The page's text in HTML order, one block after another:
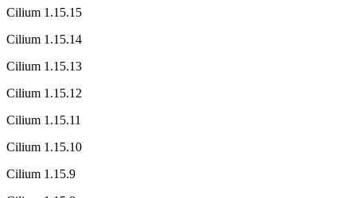
Cilium 1.15.15
Cilium 1.15.14
Cilium 1.15.13
Cilium 1.15.12
Cilium 1.15.11
Cilium 1.15.10
Cilium 1.15.9